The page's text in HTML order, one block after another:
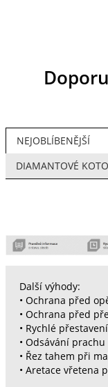
NEJOBLÍBENĚJŠÍ
DIAMANTOVÉ
Další výhody:
• Ochrana před
• Ochrana před
• Rychlé
• Odsávání prachu
• Řez tahem při
• Aretace vřetena